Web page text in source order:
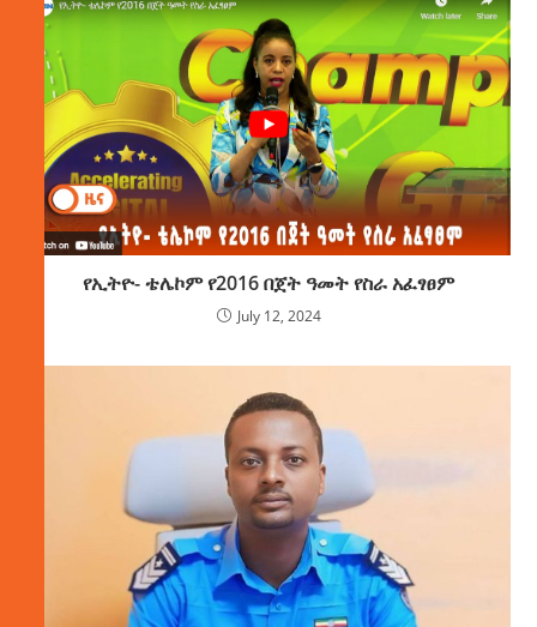
የኢትዮ- ቴሌኮም የ2016 በጀት ዓመት የስራ አፈፃፀም
July 12, 2024